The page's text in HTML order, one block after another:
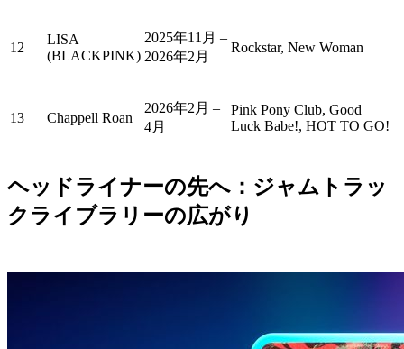
12
LISA
(BLACKPINK)
2025年11月 –
2026年2月
Rockstar, New Woman
13 Chappell Roan
2026年2月 –
4月
Pink Pony Club, Good
Luck Babe!, HOT TO GO!
ヘッドライナーの先へ：ジャムトラッ
クライブラリーの広がり